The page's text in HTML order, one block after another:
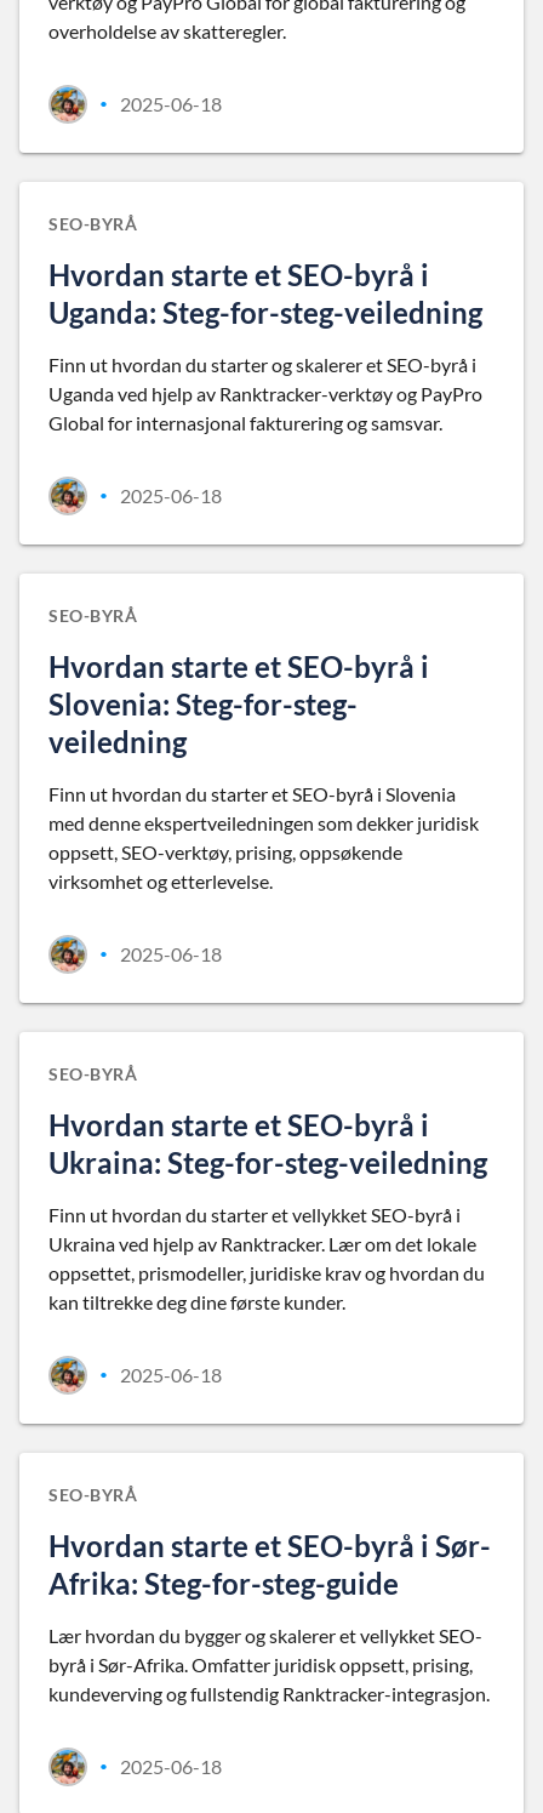
overholdelse av skatteregler.
• 2025-06-18
SEO-BYRÅ
Hvordan starte et SEO-byrå i
Uganda: Steg-for-steg-veiledning
Finn ut hvordan du starter og skalerer et SEO-byrå i
Uganda ved hjelp av Ranktracker-verktøy og PayPro
Global for internasjonal fakturering og samsvar.
• 2025-06-18
SEO-BYRÅ
Hvordan starte et SEO-byrå i
Slovenia: Steg-for-steg-
veiledning
Finn ut hvordan du starter et SEO-byrå i Slovenia
med denne ekspertveiledningen som dekker juridisk
oppsett, SEO-verktøy, prising, oppsøkende
virksomhet og etterlevelse.
• 2025-06-18
SEO-BYRÅ
Hvordan starte et SEO-byrå i
Ukraina: Steg-for-steg-veiledning
Finn ut hvordan du starter et vellykket SEO-byrå i
Ukraina ved hjelp av Ranktracker. Lær om det lokale
oppsettet, prismodeller, juridiske krav og hvordan du
kan tiltrekke deg dine første kunder.
• 2025-06-18
SEO-BYRÅ
Hvordan starte et SEO-byrå i Sør-
Afrika: Steg-for-steg-guide
Lær hvordan du bygger og skalerer et vellykket SEO-
byrå i Sør-Afrika. Omfatter juridisk oppsett, prising,
kundeverving og fullstendig Ranktracker-integrasjon.
• 2025-06-18